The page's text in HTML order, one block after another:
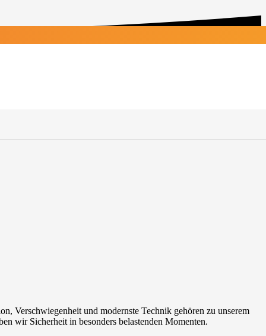
Verschwiegenheit und modernste Technik gehören zu unserem
wir Sicherheit in besonders belastenden Momenten.